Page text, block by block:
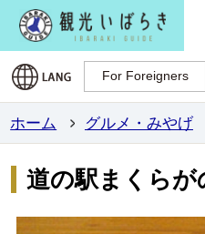
For Foreigners
For Foreigners
ホーム グルメ・みやげ
道の駅まくらが